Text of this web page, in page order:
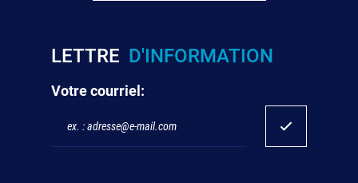
LETTRE D'INFORMATION
Votre courriel: